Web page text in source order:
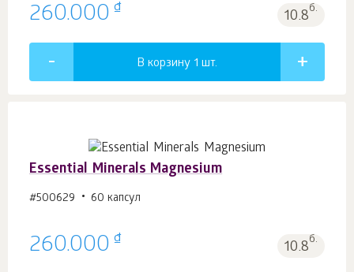
260.000 ₫ 10.8б.
В корзину 1 шт.
Essential Minerals Magnesium
#500629 60 капсул
260.000 ₫ 10.8б.